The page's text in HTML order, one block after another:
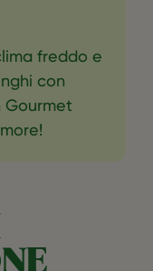
freddo e
con
Gourmet